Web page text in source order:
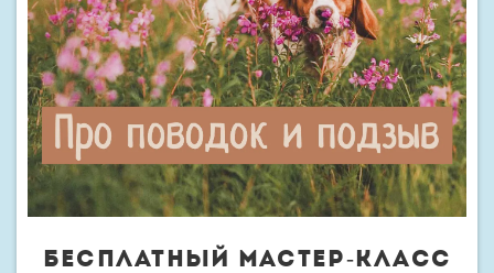
бесплатный мастер-класс